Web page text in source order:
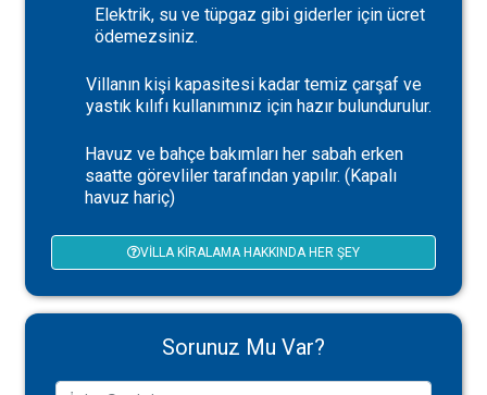
Elektrik, su ve tüpgaz gibi giderler için ücret
ödemezsiniz.
Villanın kişi kapasitesi kadar temiz çarşaf ve
yastık kılıfı kullanımınız için hazır bulundurulur.
Havuz ve bahçe bakımları her sabah erken
saatte görevliler tarafından yapılır. (Kapalı
havuz hariç)
VILLA KIRALAMA HAKKINDA HER ŞEY
Sorunuz Mu Var?